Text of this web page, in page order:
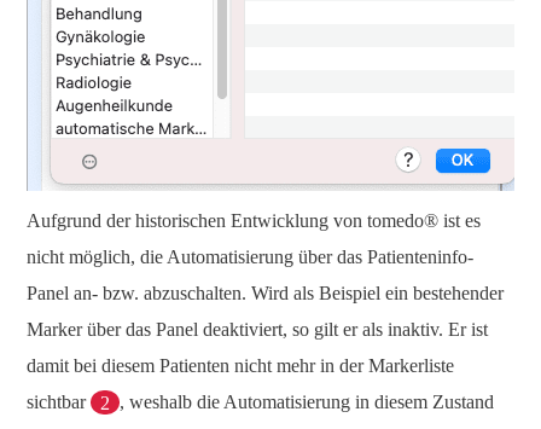
Aufgrund der historischen Entwicklung von tomedo® ist es
nicht möglich, die Automatisierung über das Patienteninfo-
Panel an- bzw. abzuschalten. Wird als Beispiel ein bestehender
Marker über das Panel deaktiviert, so gilt er als inaktiv. Er ist
damit bei diesem Patienten nicht mehr in der Markerliste
sichtbar
2 , weshalb die Automatisierung in diesem Zustand